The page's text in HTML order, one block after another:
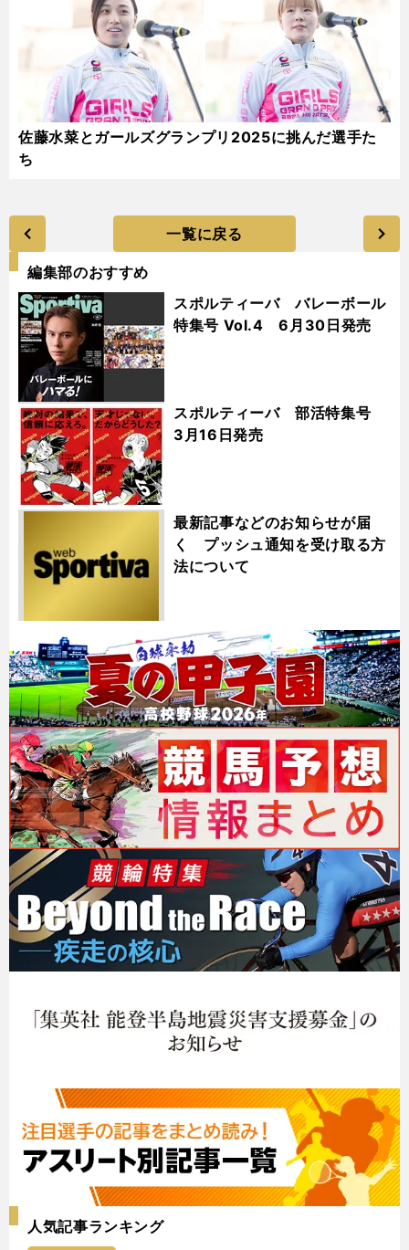
佐藤水菜とガールズグランプリ2025に挑んだ選手た
ち
一覧に戻る
編集部のおすすめ
スポルティーバ バレーボール
特集号 Vol.4 6月30日発売
スポルティーバ 部活特集号
3月16日発売
最新記事などのお知らせが届
く プッシュ通知を受け取る方
法について
人気記事ランキング